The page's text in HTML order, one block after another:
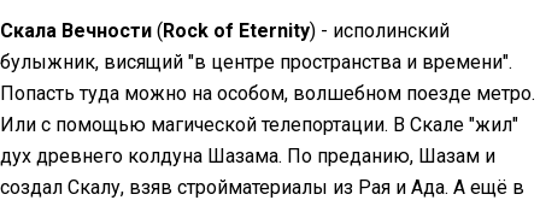
Скала Вечности (Rock of Eternity) - исполинский
булыжник, висящий "в центре пространства и времени".
Попасть туда можно на особом, волшебном поезде метро.
Или с помощью магической телепортации. В Скале "жил"
дух древнего колдуна Шазама. По преданию, Шазам и
создал Скалу, взяв стройматериалы из Рая и Ада. А ещё в